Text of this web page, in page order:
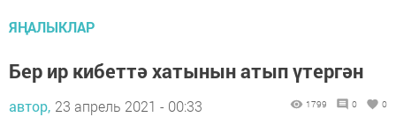
ЯҢАЛЫКЛАР
Бер ир кибеттә хатынын атып үтергән
автор, 23 апрель 2021 - 00:33 1799 0 0